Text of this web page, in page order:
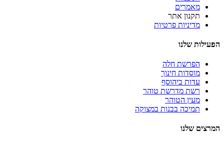
מאמרים
תקנון אתר
מדיניות פרטיות
הפעילות שלנו
הפרשת חלה
מוסדות חינוך
עדות ביהוסף
רשת מדרשת טוהר
מעין הטוהר
תמיכה בבנות במצוקה
המרצים שלנו